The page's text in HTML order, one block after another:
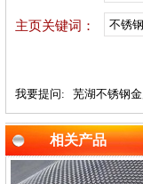
主页关键词： 不锈
我要提问: 芜湖不锈钢
相关产品